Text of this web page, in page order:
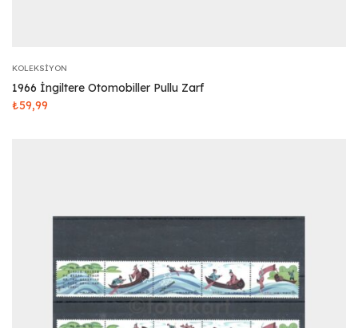
KOLEKSIYON
1966 İngiltere Otomobiller Pullu Zarf
₺59,99